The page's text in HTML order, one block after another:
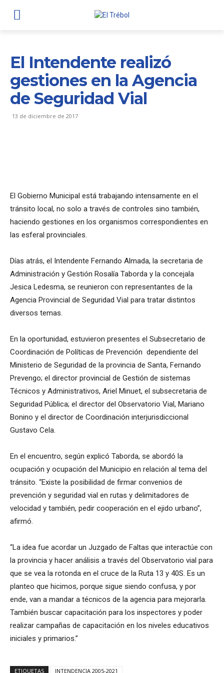
El Intendente realizó
gestiones en la Agencia
de Seguridad Vial
13 de diciembre de 2017
El Gobierno Municipal está trabajando intensamente en el
tránsito local, no solo a través de controles sino también,
haciendo gestiones en los organismos correspondientes en
las esferal provinciales.
Días atrás, el Intendente Fernando Almada, la secretaria de
Administración y Gestión Rosalía Taborda y la concejala
Jesica Ledesma, se reunieron con representantes de la
Agencia Provincial de Seguridad Vial para tratar distintos
diversos temas.
En la oportunidad, estuvieron presentes el Subsecretario de
Coordinación de Políticas de Prevención dependiente del
Ministerio de Seguridad de la provincia de Santa, Fernando
Prevengo; el director provincial de Gestión de sistemas
Técnicos y Administrativos, Ariel Minuet, el subsecretaria de
Seguridad Pública; el director del Observatorio Vial, Mariano
Bonino y el director de Coordinación interjurisdiccional
Gustavo Cela.
En el encuentro, según explicó Taborda, se abordó la
ocupación y ocupación del Municipio en relación al tema del
tránsito. “Existe la posibilidad de firmar convenios de
prevención y seguridad vial en rutas y delimitadores de
velocidad y también, pedir cooperación en el ejido urbano”,
afirmó.
“La idea fue acordar un Juzgado de Faltas que interactúe con
la provincia y hacer análisis a través del Observatorio vial para
que se vea la rotonda en el cruce de la Ruta 13 y 40S. Es un
planteo que hicimos, porque sigue siendo confusa, y por
ende, van a mandar a técnicos de la agencia para mejorarla.
También buscar capacitación para los inspectores y poder
realizar campañas de capacitación en los niveles educativos
iniciales y primarios.”
ETIQUETAS INTENDENCIA 2005-2021